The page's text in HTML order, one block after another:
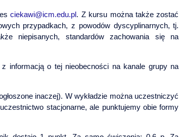
ciekawi@icm.edu.pl. Z kursu można także zostać
przypadkach, z powodów dyscyplinarnych, tj.
niepisanych, standardów zachowania się na
informacją o tej nieobecności na kanale grupy na
inaczej). W wykładzie można uczestniczyć
stacjonarne, ale punktujemy obie formy